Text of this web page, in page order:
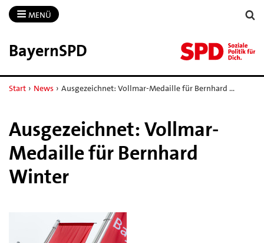
MENÜ
BayernSPD
Start › News › Ausgezeichnet: Vollmar-Medaille für Bernhard …
Ausgezeichnet: Vollmar-
Medaille für Bernhard
Winter